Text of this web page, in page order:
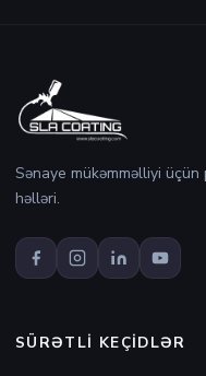
Sənaye mükəmməlliyi
həlləri.
SÜRƏTLI KEÇIDLƏR